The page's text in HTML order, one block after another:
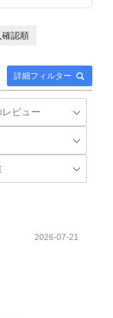
詳細フィルター
確認順
2026-07-21